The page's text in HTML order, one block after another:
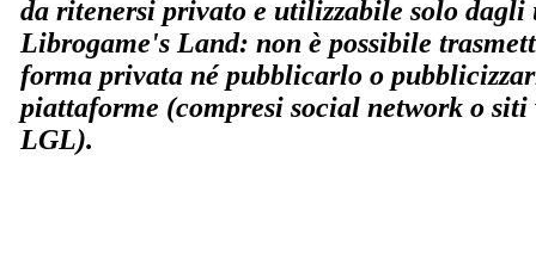
da ritenersi privato e utilizzabile solo
Librogame's Land: non è possibile
forma privata né pubblicarlo o
piattaforme (compresi social network o
LGL).